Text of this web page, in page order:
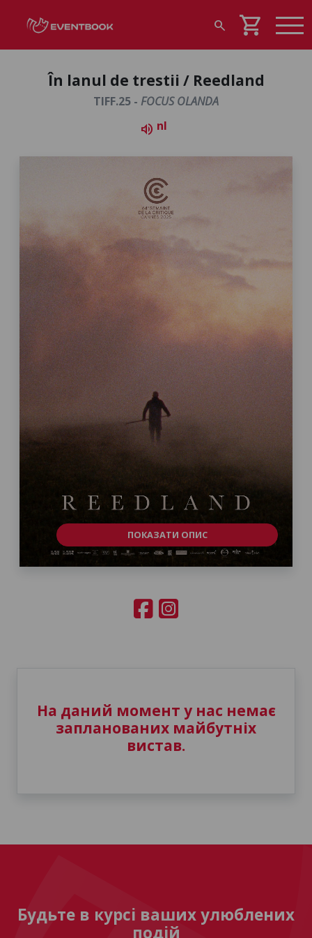
search shopping_cart
În lanul de trestii / Reedland
TIFF.25 - FOCUS OLANDA
volume_up nl
ПОКАЗАТИ ОПИС
На даний момент у нас немає
запланованих майбутніх
вистав.
Будьте в курсі ваших улюблених
подій